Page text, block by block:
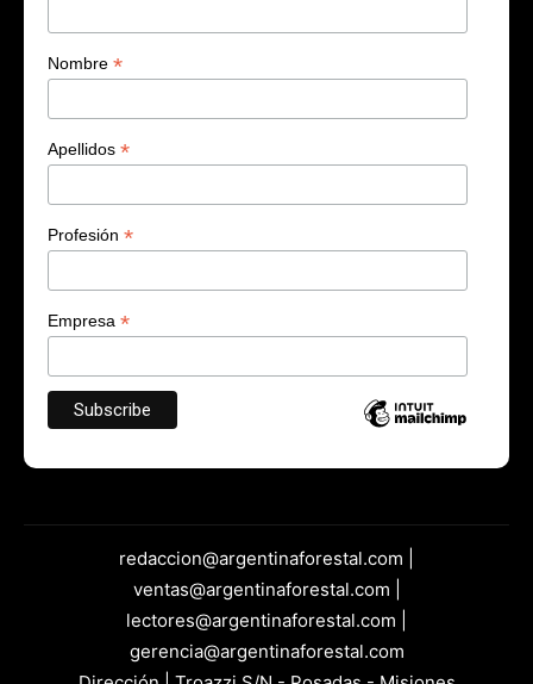
Nombre *
Apellidos *
Profesión *
Empresa *
redaccion@argentinaforestal.com |
ventas@argentinaforestal.com |
lectores@argentinaforestal.com |
gerencia@argentinaforestal.com